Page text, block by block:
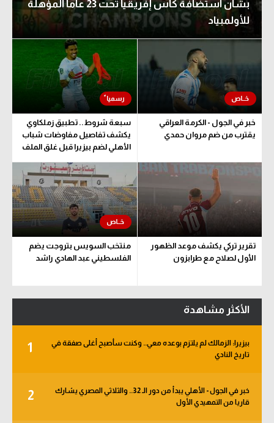
بشأن استضافة كأس إفريقيا تحت 23 عاما المؤهلة
للأولمبياد
خبر في الجول - الكرمة العراقي
يقترب من ضم مروان حمدي
سبعة شروط.. تطبيق زملكاوي
يكشف تفاصيل مفاوضات شباب
الأهلي لضم بيزيرا قبل غلق الملف
تقرير تركي يكشف موعد الظهور
الأول لصلاح مع طرابزون
منتخب السويس بتروجت يضم
الفلسطيني عبد الهادي راشد
الأكثر مشاهدة
1
بيزيرا: الزمالك لم يلتزم بوعده معي.. وكنت سأصبح أغلى صفقة في
تاريخ النادي
2
خبر في الجول - الأهلي يبدأ من دور الـ 32.. والثلاثي المصري يشارك
قاريا من التمهيدي الأول